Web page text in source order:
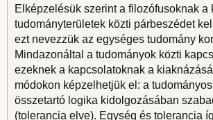
Elképzelésük szerint a filozófusoknak a
tudományterületek közti párbeszédet
ezt nevezzük az egységes tudomány
Mindazonáltal a tudományok közti
ezeknek a kapcsolatoknak a
módokon képzelhetjük el: a
összetartó logika kidolgozásában
(tolerancia elve). Egység és tolerancia